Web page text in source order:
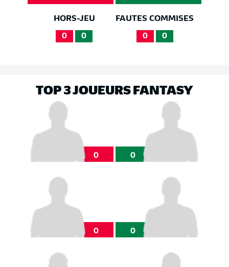
HORS-JEU
0 0
FAUTES COMMISES
0 0
TOP 3 JOUEURS FANTASY
0 0
0 0